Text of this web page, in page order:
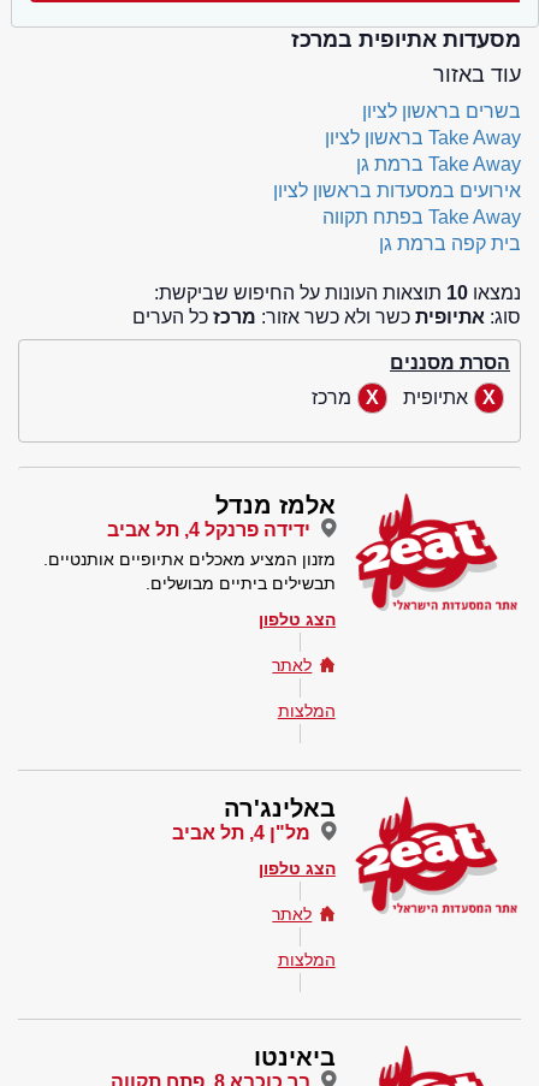
מסעדות אתיופית במרכז
עוד באזור
בשרים בראשון לציון
Take Away בראשון לציון
Take Away ברמת גן
אירועים במסעדות בראשון לציון
Take Away בפתח תקווה
בית קפה ברמת גן
נמצאו 10 תוצאות העונות על החיפוש שביקשת:
סוג: אתיופית כשר ולא כשר אזור: מרכז כל הערים
הסרת מסננים
אתיופית
מרכז
אלמז מנדל
ידידה פרנקל 4, תל אביב
מזנון המציע מאכלים אתיופיים אותנטיים.
תבשילים ביתיים מבושלים.
הצג טלפון
לאתר
המלצות
באלינג'רה
מל"ן 4, תל אביב
הצג טלפון
לאתר
המלצות
ביאינטו
בר כוכבא 8, פתח תקווה